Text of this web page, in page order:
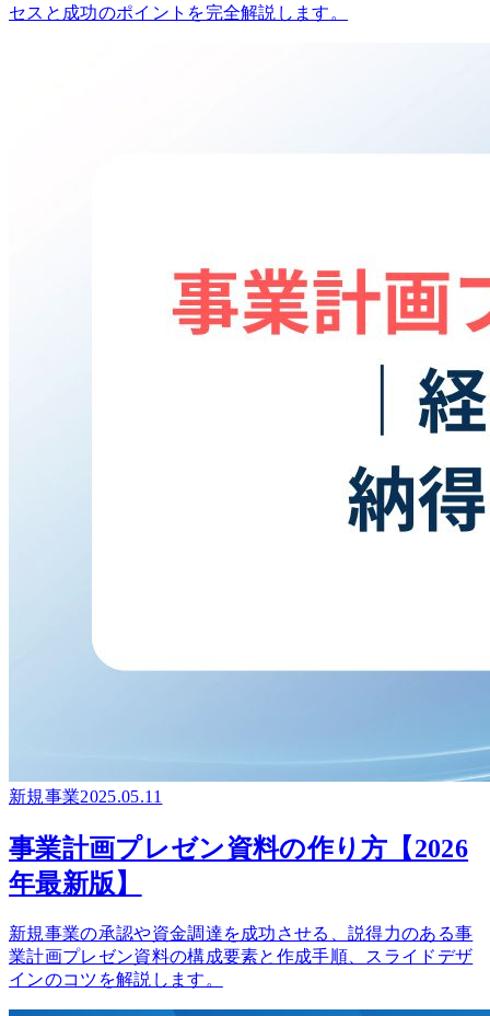
セスと成功のポイントを完全解説します。
新規事業2025.05.11
事業計画プレゼン資料の作り方【2026
年最新版】
新規事業の承認や資金調達を成功させる、説得力のある事
業計画プレゼン資料の構成要素と作成手順、スライドデザ
インのコツを解説します。